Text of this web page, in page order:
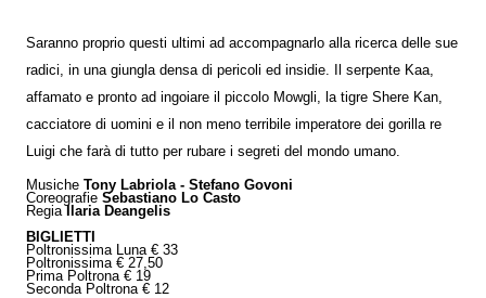
Saranno proprio questi ultimi ad accompagnarlo alla ricerca delle sue
radici, in una giungla densa di pericoli ed insidie. Il serpente Kaa,
affamato e pronto ad ingoiare il piccolo Mowgli, la tigre Shere Kan,
cacciatore di uomini e il non meno terribile imperatore dei gorilla re
Luigi che farà di tutto per rubare i segreti del mondo umano.
Musiche Tony Labriola - Stefano Govoni
Coreografie Sebastiano Lo Casto
RegiaIlaria Deangelis
BIGLIETTI
Poltronissima Luna € 33
Poltronissima € 27,50
Prima Poltrona € 19
Seconda Poltrona € 12